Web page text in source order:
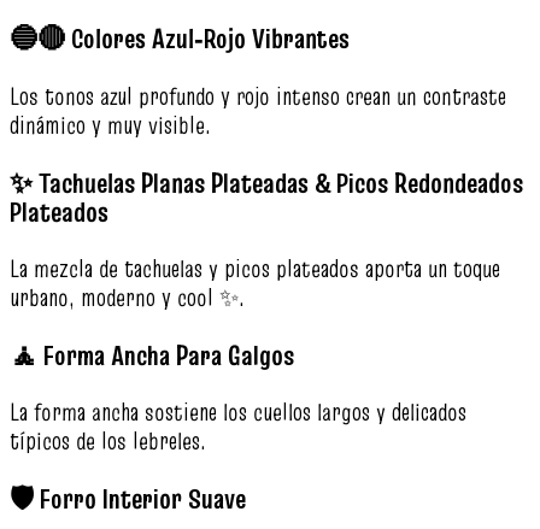
🔵🔴 Colores Azul‑Rojo Vibrantes
Los tonos azul profundo y rojo intenso crean un contraste
dinámico y muy visible.
✨ Tachuelas Planas Plateadas & Picos Redondeados
Plateados
La mezcla de tachuelas y picos plateados aporta un toque
urbano, moderno y cool ✨.
🧘 Forma Ancha Para Galgos
La forma ancha sostiene los cuellos largos y delicados
típicos de los lebreles.
🛡️ Forro Interior Suave